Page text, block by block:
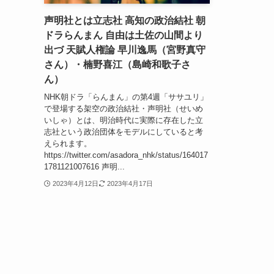
声明社とは立志社 高知の政治結社 朝
ドラらんまん 自由は土佐の山間より
出づ 天賦人権論 早川逸馬（宮野真守
さん）・楠野喜江（島崎和歌子さ
ん）
NHK朝ドラ「らんまん」の第4週「ササユリ」
で登場する架空の政治結社・声明社（せいめ
いしゃ）とは、明治時代に実際に存在した立
志社という政治団体をモデルにしていると考
えられます。
https://twitter.com/asadora_nhk/status/164017
1781121007616 声明...
2023年4月12日 2023年4月17日